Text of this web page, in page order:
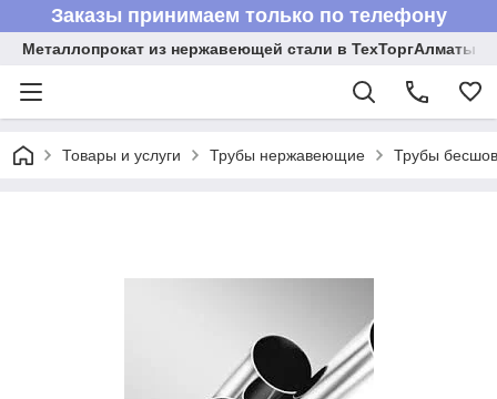
Заказы принимаем только по телефону
Металлопрокат из нержавеющей стали в ТехТоргАлматы
Товары и услуги Трубы нержавеющие Трубы